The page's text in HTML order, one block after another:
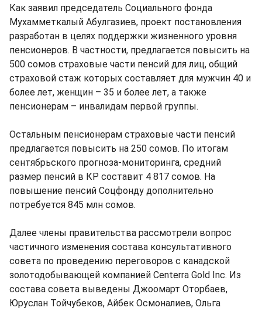
Как заявил председатель Социального фонда
Мухамметкалый Абулгазиев, проект постановления
разработан в целях поддержки жизненного уровня
пенсионеров. В частности, предлагается повысить на
500 сомов страховые части пенсий для лиц, общий
страховой стаж которых составляет для мужчин 40 и
более лет, женщин – 35 и более лет, а также
пенсионерам – инвалидам первой группы.
Остальным пенсионерам страховые части пенсий
предлагается повысить на 250 сомов. По итогам
сентябрьского прогноза-мониторинга, средний
размер пенсий в КР составит 4 817 сомов. На
повышение пенсий Соцфонду дополнительно
потребуется 845 млн сомов.
Далее члены правительства рассмотрели вопрос
частичного изменения состава консультативного
совета по проведению переговоров с канадской
золотодобывающей компанией Centerra Gold Inc. Из
состава совета выведены Джоомарт Оторбаев,
Юруслан Тойчубеков, Айбек Осмоналиев, Ольга